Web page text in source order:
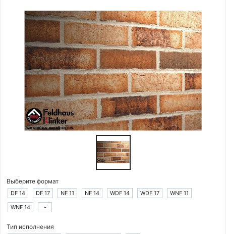
Выберите формат
DF 14 DF 17 NF 11 NF 14 WDF 14 WDF 17
WNF 11
WNF 14
-
Тип исполнения